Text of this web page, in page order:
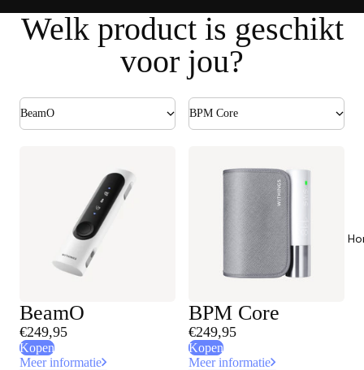
Welk product is geschikt
voor jou?
BeamO BPM Core
BeamO
€249,95
Kopen
Meer informatie
BPM Core
€249,95
Kopen
Meer informatie